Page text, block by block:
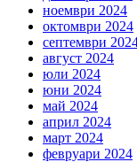
ноември 2024
октомври 2024
септември
август 2024
юли 2024
юни 2024
май 2024
април 2024
март 2024
февруари 2024